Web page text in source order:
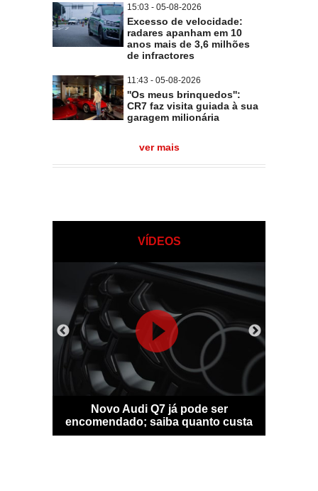
15:03 - 05-08-2026
Excesso de velocidade:
radares apanham em 10
anos mais de 3,6 milhões
de infractores
11:43 - 05-08-2026
''Os meus brinquedos'':
CR7 faz visita guiada à sua
garagem milionária
ver mais
VÍDEOS
Novo Audi Q7 já pode ser
encomendado; saiba quanto custa